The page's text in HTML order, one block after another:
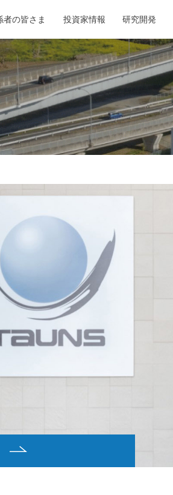
者の皆さま 投資家情報 研究開発